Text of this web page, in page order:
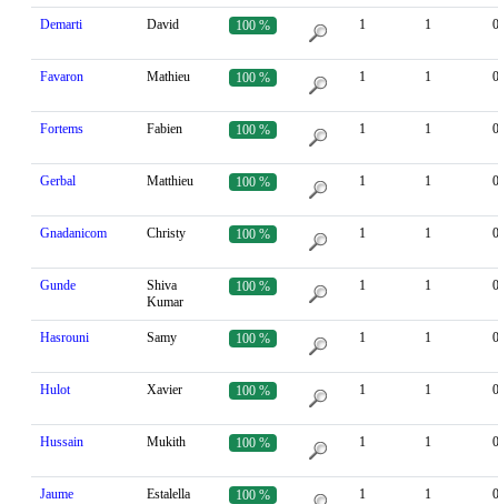
Demarti David 100 % 1 1 0
Favaron Mathieu 100 % 1 1 0
Fortems Fabien 100 % 1 1 0
Gerbal Matthieu 100 % 1 1 0
Gnadanicom Christy 100 % 1 1 0
Gunde
Shiva
Kumar
100 % 1 1 0
Hasrouni Samy 100 % 1 1 0
Hulot Xavier 100 % 1 1 0
Hussain Mukith 100 % 1 1 0
Jaume Estalella 100 % 1 1 0